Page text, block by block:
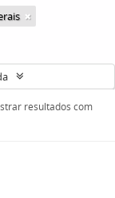
resultados com